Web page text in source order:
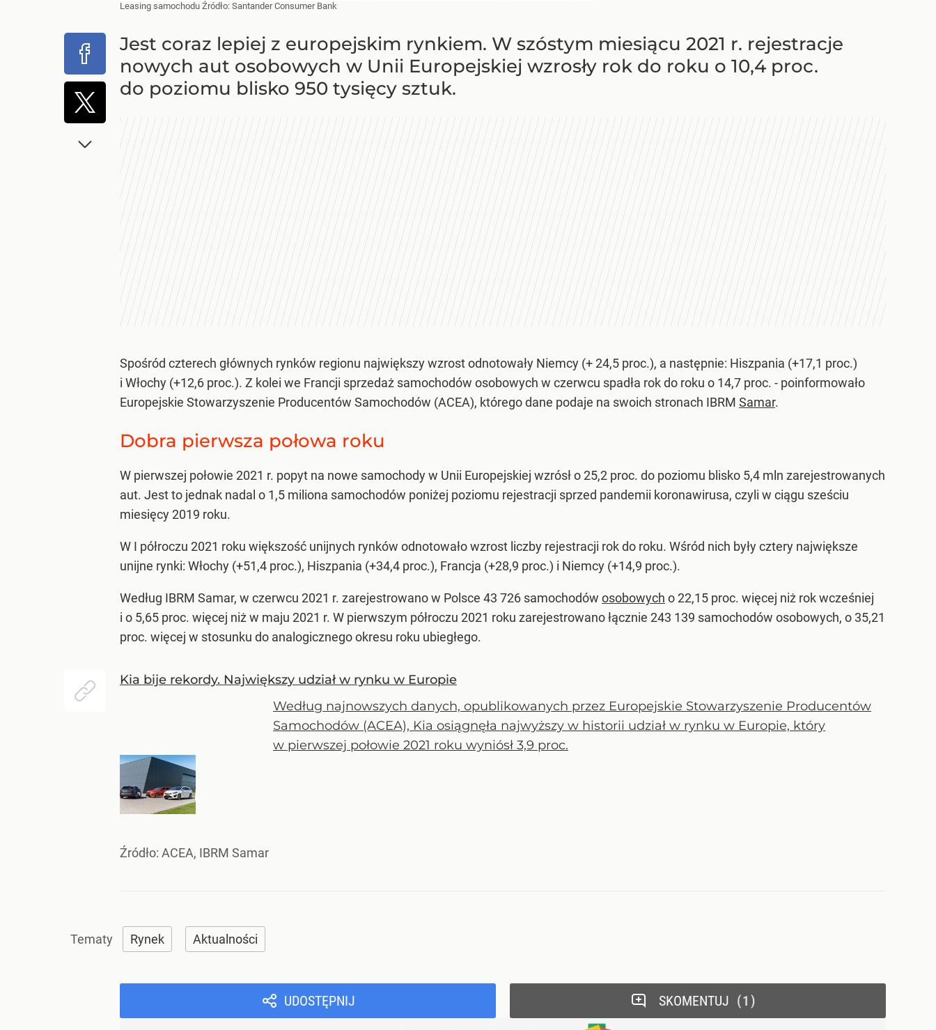
Leasing samochodu Źródło: Santander Consumer Bank
Jest coraz lepiej z europejskim rynkiem. W szóstym miesiącu 2021 r. rejestracje
nowych aut osobowych w Unii Europejskiej wzrosły rok do roku o 10,4 proc.
do poziomu blisko 950 tysięcy sztuk.
Spośród czterech głównych rynków regionu największy wzrost odnotowały Niemcy (+ 24,5 proc.), a następnie: Hiszpania (+17,1 proc.)
i Włochy (+12,6 proc.). Z kolei we Francji sprzedaż samochodów osobowych w czerwcu spadła rok do roku o 14,7 proc. - poinformowało
Europejskie Stowarzyszenie Producentów Samochodów (ACEA), którego dane podaje na swoich stronach IBRM Samar.
Dobra pierwsza połowa roku
W pierwszej połowie 2021 r. popyt na nowe samochody w Unii Europejskiej wzrósł o 25,2 proc. do poziomu blisko 5,4 mln zarejestrowanych
aut. Jest to jednak nadal o 1,5 miliona samochodów poniżej poziomu rejestracji sprzed pandemii koronawirusa, czyli w ciągu sześciu
miesięcy 2019 roku.
W I półroczu 2021 roku większość unijnych rynków odnotowało wzrost liczby rejestracji rok do roku. Wśród nich były cztery największe
unijne rynki: Włochy (+51,4 proc.), Hiszpania (+34,4 proc.), Francja (+28,9 proc.) i Niemcy (+14,9 proc.).
Według IBRM Samar, w czerwcu 2021 r. zarejestrowano w Polsce 43 726 samochodów osobowych o 22,15 proc. więcej niż rok wcześniej
i o 5,65 proc. więcej niż w maju 2021 r. W pierwszym półroczu 2021 roku zarejestrowano łącznie 243 139 samochodów osobowych, o 35,21
proc. więcej w stosunku do analogicznego okresu roku ubiegłego.
Kia bije rekordy. Największy udział w rynku w Europie
Według najnowszych danych, opublikowanych przez Europejskie Stowarzyszenie Producentów
Samochodów (ACEA), Kia osiągnęła najwyższy w historii udział w rynku w Europie, który
w pierwszej połowie 2021 roku wyniósł 3,9 proc.
Źródło: ACEA, IBRM Samar
Rynek Aktualności
UDOSTĘPNIJ SKOMENTUJ 1